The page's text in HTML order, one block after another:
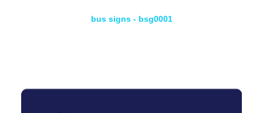
bus signs - bsg0001